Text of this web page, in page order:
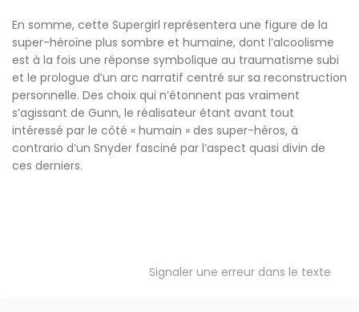
En somme, cette Supergirl représentera une figure de la
super-héroïne plus sombre et humaine, dont l’alcoolisme
est à la fois une réponse symbolique au traumatisme subi
et le prologue d’un arc narratif centré sur sa reconstruction
personnelle. Des choix qui n’étonnent pas vraiment
s’agissant de Gunn, le réalisateur étant avant tout
intéressé par le côté « humain » des super-héros, à
contrario d’un Snyder fasciné par l’aspect quasi divin de
ces derniers.
Signaler une erreur dans le texte